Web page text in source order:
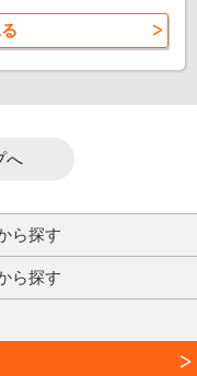
へ
ら探す
ら探す